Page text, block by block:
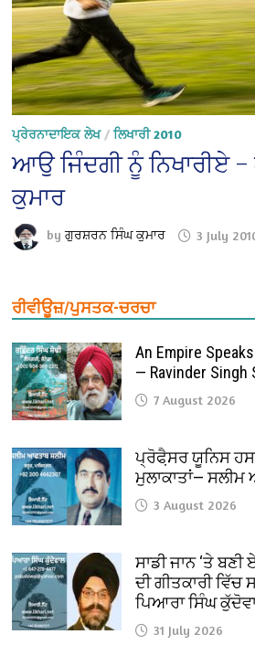
ਪ੍ਰੇਰਨਾਦਾਇਕ ਲੇਖ/ਲਿਖਾਰੀ 2010
ਆਉ ਜਿੰਦਗੀ ਨੂੰ ਨਿਖਾਰੀਏ
ਕੁਮਾਰ
byਗੁਰਸ਼ਰਨ ਸਿੰਘ ਕੁਮਾਰ 3 July
ਰੀਵੀਊਜ਼/ਪੁਸਤਕ-ਚਰਚਾ
An Empire
— Ravinder Singh
7 August 2026
ਪ੍ਰੋਫੈ਼ਸਰ ਯੂਨਿਸ
ਮੁਲਾਕਾਤਾਂ—
3 August 2026
ਸਾਡੀ ਜਾਨ ‘ਤੇ
ਦੀ ਗੀਤਕਾਰੀ ਵਿੱਚ
ਪਿਆਰਾ ਸਿੰਘ
31 July 2026